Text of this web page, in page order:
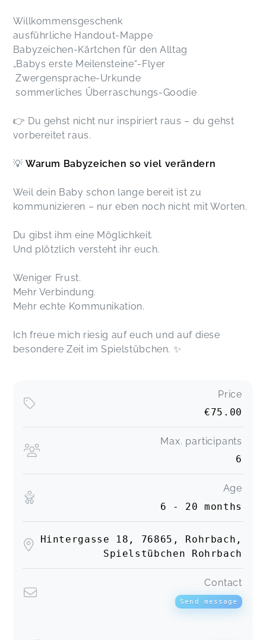
Willkommensgeschenk
ausführliche Handout-Mappe
Babyzeichen-Kärtchen für den Alltag
„Babys erste Meilensteine“-Flyer
Zwergensprache-Urkunde
sommerliches Überraschungs-Goodie
👉 Du gehst nicht nur inspiriert raus – du gehst
vorbereitet raus.
💡 Warum Babyzeichen so viel verändern
Weil dein Baby schon lange bereit ist zu
kommunizieren – nur eben noch nicht mit Worten.
Du gibst ihm eine Möglichkeit.
Und plötzlich versteht ihr euch.
Weniger Frust.
Mehr Verbindung.
Mehr echte Kommunikation.
Ich freue mich riesig auf euch und auf diese
besondere Zeit im Spielstübchen. ✨
Price
€75.00
Max. participants
6
Age
6 - 20 months
Hintergasse 18, 76865, Rohrbach,
Spielstübchen Rohrbach
Contact
Send message